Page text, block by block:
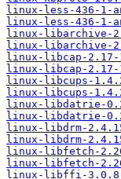
linux-less-436-1-
linux-less-436-1-
linux-libarchive-
linux-libarchive-
linux-libcap-
linux-libcap-
linux-libcups-
linux-libcups-
linux-libdatrie-
linux-libdatrie-
linux-libdrm-
linux-libdrm-
linux-libfetch-
linux-libfetch-
linux-libffi-3.0.8-